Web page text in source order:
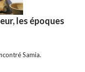
les époques
Samia.